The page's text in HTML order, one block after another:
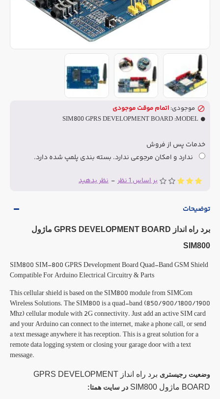
بر اساس 1 نظر - نظر بدهید
موجودی: اتمام موقت موجودی
MODEL:
SIM800 GPRS DEVELOPMENT BOARD
خدمات پس از فروش
ندارد و امکان مرجوعی ندارد. بسته بندی پلمپ شده دارد.
توضیحات
برد راه انداز GPRS DEVELOPMENT BOARD ماژول
SIM800
SIM800 SIM-800 GPRS Development Board Quad-Band GSM Shield
Compatible For Arduino Electrical Circuitry & Parts
This cellular shield is based on the SIM800 module from SIMCom
Wireless Solutions. The SIM800 is a quad-band (850/900/1800/1900
Mhz) cellular module with 2G connectivity. Just add an active SIM card
and your Arduino can connect to the internet, make a phone call, or send
a text message anywhere it has reception. This is a great solution for a
remote data logging system or closing your garage door with a text
message.
وضعیت رجیستری
برد راه انداز GPRS DEVELOPMENT
BOARD ماژول SIM800
در سایت همتا: